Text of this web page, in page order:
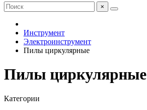
×
Инструмент
Электроинструмент
Пилы циркулярные
Пилы циркулярные
Категории